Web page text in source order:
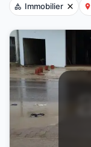
Immobilier